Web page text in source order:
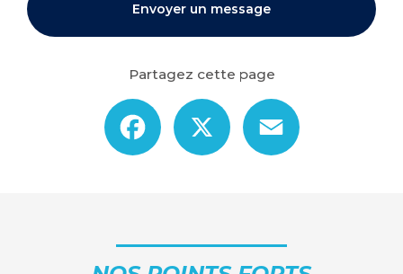
Envoyer un message
Partagez cette page
Facebook